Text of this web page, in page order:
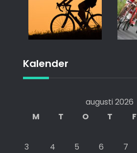
Kalender
augusti 2026
M
T O T F
3
4 5 6 7